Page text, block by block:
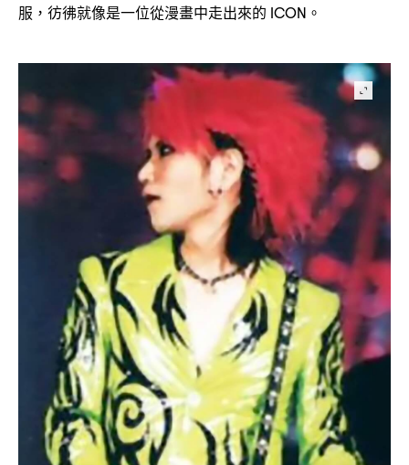
服 ， 彷彿就像是一位從漫畫中走出來的 ICON 。